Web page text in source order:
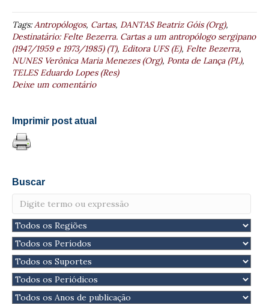
Tags:Antropólogos, Cartas, DANTAS Beatriz Góis (Org),
Destinatário: Felte Bezerra. Cartas a um antropólogo sergipano
(1947/1959 e 1973/1985) (T), Editora UFS (E), Felte Bezerra,
NUNES Verônica Maria Menezes (Org), Ponta de Lança (PL),
TELES Eduardo Lopes (Res)
Deixe um comentário
Imprimir post atual
Buscar